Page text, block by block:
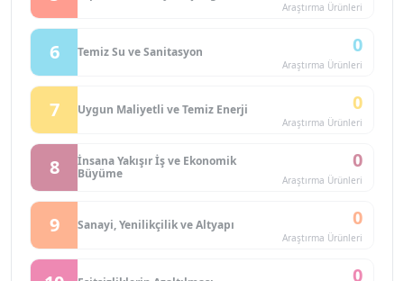
Araştırma Ürünleri
6 Temiz Su ve Sanitasyon 0
Araştırma Ürünleri
7 Uygun Maliyetli ve Temiz Enerji 0
Araştırma Ürünleri
8
İnsana Yakışır İş ve Ekonomik
Büyüme
0
Araştırma Ürünleri
9 Sanayi, Yenilikçilik ve Altyapı 0
Araştırma Ürünleri
0